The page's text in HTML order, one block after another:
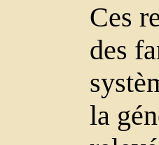
Ces
des
la